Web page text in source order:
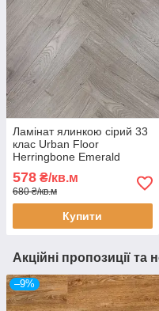
Ламінат ялинкою сірий 33
клас Urban Floor
Herringbone Emerald
(Емеральд) 7802 8мм
товщина покриття 3D,
замок віск з фаскою
578 ₴/кв.м
680 ₴/кв.м
Купити
Акційні пропозиції та
–9%